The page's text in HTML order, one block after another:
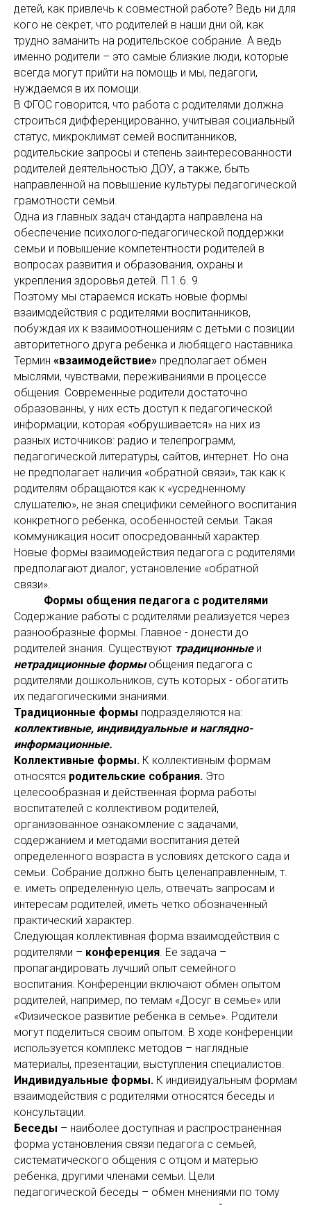
детей, как привлечь к совместной работе? Ведь ни для
кого не секрет, что родителей в наши дни ой, как
трудно заманить на родительское собрание. А ведь
именно родители – это самые близкие люди, которые
всегда могут прийти на помощь и мы, педагоги,
нуждаемся в их помощи.
В ФГОС говорится, что работа с родителями должна
строиться дифференцированно, учитывая социальный
статус, микроклимат семей воспитанников,
родительские запросы и степень заинтересованности
родителей деятельностью ДОУ, а также, быть
направленной на повышение культуры педагогической
грамотности семьи.
Одна из главных задач стандарта направлена на
обеспечение психолого-педагогической поддержки
семьи и повышение компетентности родителей в
вопросах развития и образования, охраны и
укрепления здоровья детей. П.1.6. 9
Поэтому мы стараемся искать новые формы
взаимодействия с родителями воспитанников,
побуждая их к взаимоотношениям с детьми с позиции
авторитетного друга ребенка и любящего наставника.
Термин «взаимодействие» предполагает обмен
мыслями, чувствами, переживаниями в процессе
общения. Современные родители достаточно
образованны, у них есть доступ к педагогической
информации, которая «обрушивается» на них из
разных источников: радио и телепрограмм,
педагогической литературы, сайтов, интернет. Но она
не предполагает наличия «обратной связи», так как к
родителям обращаются как к «усредненному
слушателю», не зная специфики семейного воспитания
конкретного ребенка, особенностей семьи. Такая
коммуникация носит опосредованный характер.
Новые формы взаимодействия педагога с родителями
предполагают диалог, установление «обратной
связи».
Формы общения педагога с родителями
Содержание работы с родителями реализуется через
разнообразные формы. Главное - донести до
родителей знания. Существуют традиционные и
нетрадиционные формыобщения педагога с
родителями дошкольников, суть которых - обогатить
их педагогическими знаниями.
Традиционные формы подразделяются на:
коллективные, индивидуальные и наглядно-
информационные.
Коллективные формы. К коллективным формам
относятся родительские собрания. Это
целесообразная и действенная форма работы
воспитателей с коллективом родителей,
организованное ознакомление с задачами,
содержанием и методами воспитания детей
определенного возраста в условиях детского сада и
семьи. Собрание должно быть целенаправленным, т.
е. иметь определенную цель, отвечать запросам и
интересам родителей, иметь четко обозначенный
практический характер.
Следующая коллективная форма взаимодействия с
родителями – конференция. Ее задача –
пропагандировать лучший опыт семейного
воспитания. Конференции включают обмен опытом
родителей, например, по темам «Досуг в семье» или
«Физическое развитие ребенка в семье». Родители
могут поделиться своим опытом. В ходе конференции
используется комплекс методов – наглядные
материалы, презентации, выступления специалистов.
Индивидуальные формы. К индивидуальным формам
взаимодействия с родителями относятся беседы и
консультации.
Беседы – наиболее доступная и распространенная
форма установления связи педагога с семьей,
систематического общения с отцом и матерью
ребенка, другими членами семьи. Цели
педагогической беседы – обмен мнениями по тому